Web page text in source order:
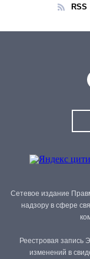
RSS
Сетевое издание
надзору в сфере
Реестровая запись
изменений в